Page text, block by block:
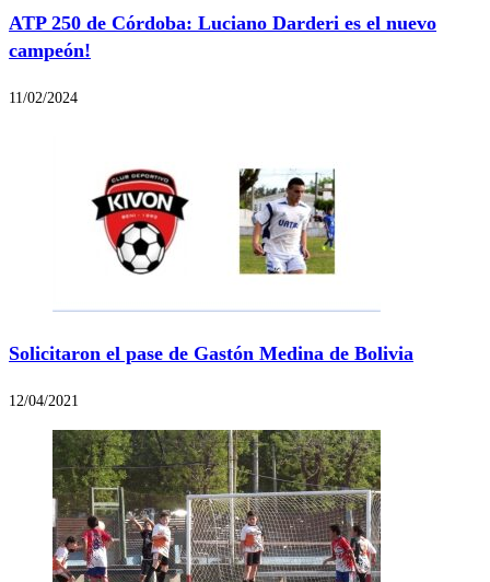
ATP 250 de Córdoba: Luciano Darderi es el nuevo
campeón!
11/02/2024
Solicitaron el pase de Gastón Medina de Bolivia
12/04/2021